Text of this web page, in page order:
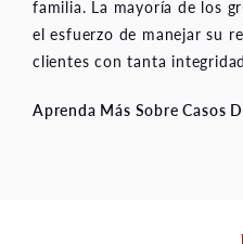
clientes con tanta
Aprenda Más Sobre Casos